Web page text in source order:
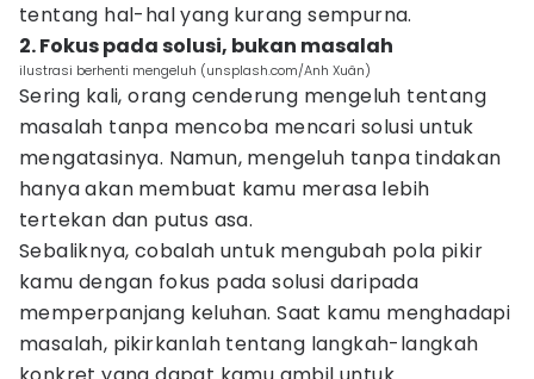
tentang hal-hal yang kurang sempurna.
2. Fokus pada solusi, bukan masalah
ilustrasi berhenti mengeluh (unsplash.com/Anh Xuân)
Sering kali, orang cenderung mengeluh tentang
masalah tanpa mencoba mencari solusi untuk
mengatasinya. Namun, mengeluh tanpa tindakan
hanya akan membuat kamu merasa lebih
tertekan dan putus asa.
Sebaliknya, cobalah untuk mengubah pola pikir
kamu dengan fokus pada solusi daripada
memperpanjang keluhan. Saat kamu menghadapi
masalah, pikirkanlah tentang langkah-langkah